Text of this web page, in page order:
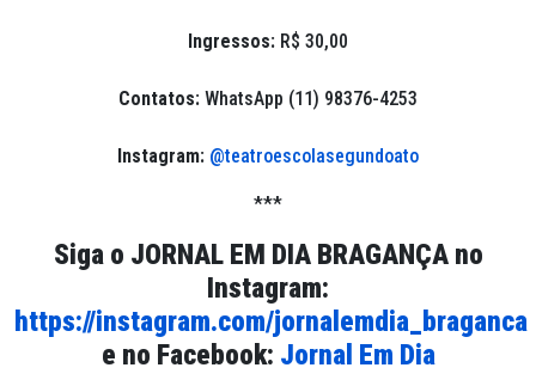
Ingressos: R$ 30,00
Contatos: WhatsApp (11) 98376-4253
Instagram: @teatroescolasegundoato
***
Siga o JORNAL EM DIA BRAGANÇAno
Instagram:
https://instagram.com/jornalemdia_braganca
e no Facebook: Jornal Em Dia